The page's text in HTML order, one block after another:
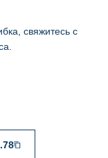
свяжитесь с